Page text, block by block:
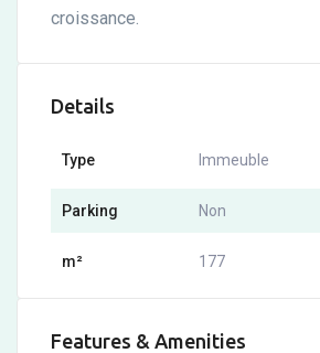
croissance.
Details
Type Immeuble
Parking Non
m² 177
Features & Amenities